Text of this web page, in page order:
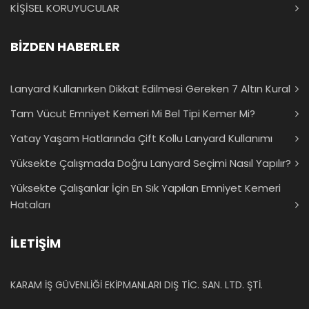
tehlikeye maruz kalankişi için
kemerikullanımı zorunlu tutulur. Yükseklik ve yapılan
Emniyet kemerleri yüksekte çalışan kişiyi hayata bağlar.
Kaza anında düşmeye bağlı zararlardan korumak amacı ile
salınımı azaltmak için ise şok emici kullanılarak düşme
anında kişinin alacağı darbe ve zararları azaltması
amaçlanır. Bel destekli paraşüt tipi kemer kullanımı
sayesinde yaralanmalar en aza indirilecektir.
Kullanımı
Yüksekte çalışmalar da tercih edilenParaşüt tipi emniyet
KİŞİSEL KORUYUCULAR
BİZDEN HABERLER
Lanyard Kullanırken Dikkat Edilmesi Gereken 7 Altın Kural
Tam Vücut Emniyet Kemeri Mi Bel Tipi Kemer Mi?
Yatay Yaşam Hatlarında Çift Kollu Lanyard Kullanımı
Yüksekte Çalışmada Doğru Lanyard Seçimi Nasıl Yapılır?
Yüksekte Çalışanlar İçin En Sık Yapılan Emniyet Kemeri
Hataları
İLETİŞİM
KARAM İŞ GÜVENLİĞİ EKİPMANLARI DIŞ TİC. SAN. LTD. ŞTİ.